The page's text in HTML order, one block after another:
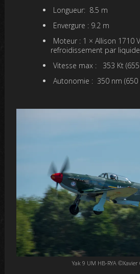
Longueur:8.5 m
Envergure :9.2 m
Moteur :1 × Allison 1710
refroidissement par liquide
Vitesse max :353 Kt (655
Autonomie :350 nm (650
Yak 9 UM HB-RYA ©Xavier